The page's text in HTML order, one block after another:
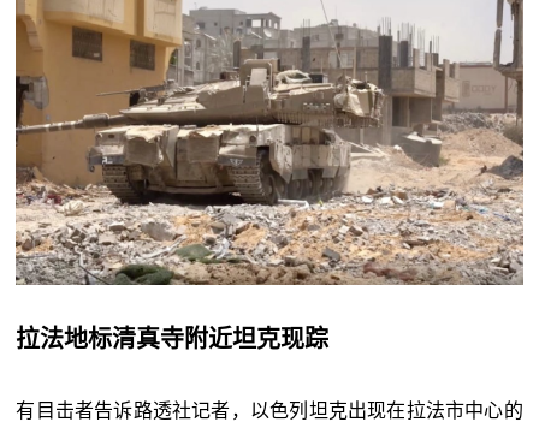
拉法地标清真寺附近坦克现踪
有目击者告诉路透社记者，以色列坦克出现在拉法市中心的